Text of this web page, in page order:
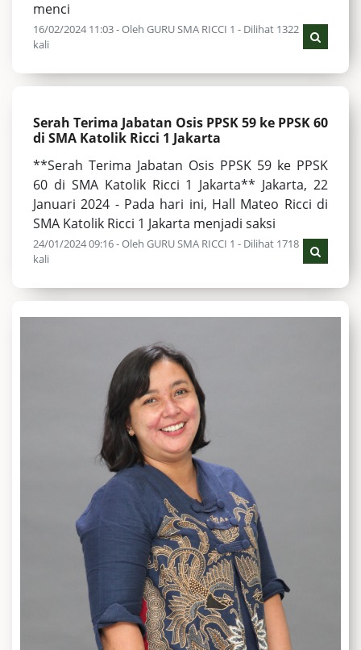
menci
16/02/2024 11:03 - Oleh GURU SMA RICCI 1 - Dilihat 1322
kali
Serah Terima Jabatan Osis PPSK 59 ke PPSK 60
di SMA Katolik Ricci 1 Jakarta
**Serah Terima Jabatan Osis PPSK 59 ke PPSK
60 di SMA Katolik Ricci 1 Jakarta** Jakarta, 22
Januari 2024 - Pada hari ini, Hall Mateo Ricci di
SMA Katolik Ricci 1 Jakarta menjadi saksi
24/01/2024 09:16 - Oleh GURU SMA RICCI 1 - Dilihat 1718
kali